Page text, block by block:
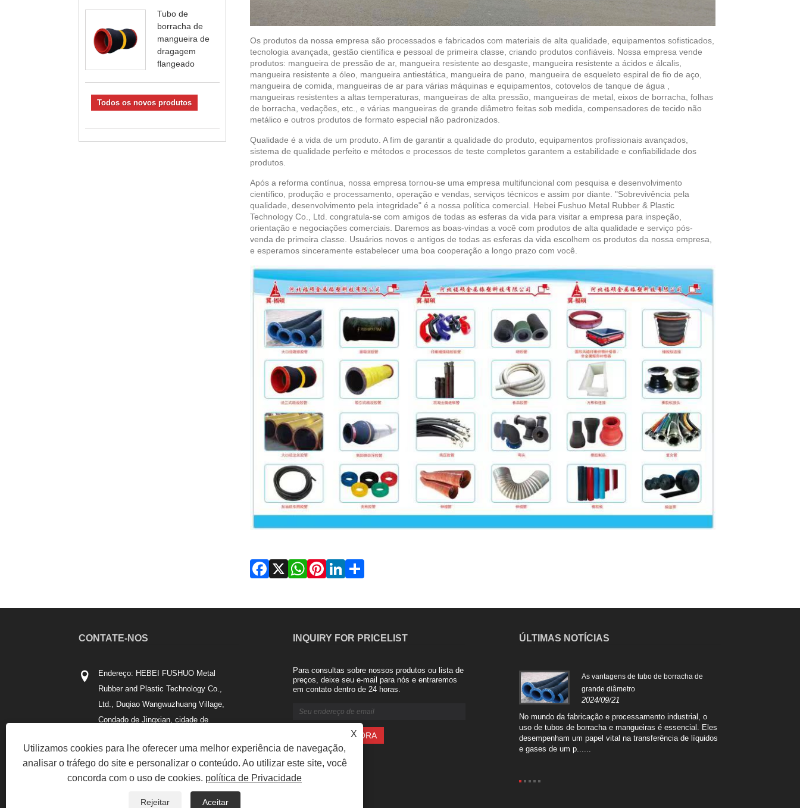
Tubo de
borracha de
mangueira de
dragagem
flangeado
Todos os novos produtos
Os produtos da nossa empresa são processados ​​e fabricados com materiais de alta qualidade, equipamentos sofisticados,
tecnologia avançada, gestão científica e pessoal de primeira classe, criando produtos confiáveis. Nossa empresa vende
produtos: mangueira de pressão de ar, mangueira resistente ao desgaste, mangueira resistente a ácidos e álcalis,
mangueira resistente a óleo, mangueira antiestática, mangueira de pano, mangueira de esqueleto espiral de fio de aço,
mangueira de comida, mangueiras de ar para várias máquinas e equipamentos, cotovelos de tanque de água ,
mangueiras resistentes a altas temperaturas, mangueiras de alta pressão, mangueiras de metal, eixos de borracha, folhas
de borracha, vedações, etc., e várias mangueiras de grande diâmetro feitas sob medida, compensadores de tecido não
metálico e outros produtos de formato especial não padronizados.
Qualidade é a vida de um produto. A fim de garantir a qualidade do produto, equipamentos profissionais avançados,
sistema de qualidade perfeito e métodos e processos de teste completos garantem a estabilidade e confiabilidade dos
produtos.
Após a reforma contínua, nossa empresa tornou-se uma empresa multifuncional com pesquisa e desenvolvimento
científico, produção e processamento, operação e vendas, serviços técnicos e assim por diante. "Sobrevivência pela
qualidade, desenvolvimento pela integridade" é a nossa política comercial. Hebei Fushuo Metal Rubber & Plastic
Technology Co., Ltd. congratula-se com amigos de todas as esferas da vida para visitar a empresa para inspeção,
orientação e negociações comerciais. Daremos as boas-vindas a você com produtos de alta qualidade e serviço pós-
venda de primeira classe. Usuários novos e antigos de todas as esferas da vida escolhem os produtos da nossa empresa,
e esperamos sinceramente estabelecer uma boa cooperação a longo prazo com você.
Facebook
XWhatsApp
Pinterest
LinkedIn
Share
X
Utilizamos cookies para lhe oferecer uma melhor experiência de navegação,
analisar o tráfego do site e personalizar o conteúdo. Ao utilizar este site, você
concorda com o uso de cookies. política de Privacidade
Rejeitar Aceitar
CONTATE-NOS
Endereço: HEBEI FUSHUO Metal
Rubber and Plastic Technology Co.,
Ltd., Duqiao Wangwuzhuang Village,
Condado de Jingxian, cidade de
Tel:
Telefone: +86-18830800066
756540850@qq.com
INQUIRY FOR PRICELIST
Para consultas sobre nossos produtos ou lista de
preços, deixe seu e-mail para nós e entraremos
em contato dentro de 24 horas.
ÚLTIMAS NOTÍCIAS
As vantagens da conexão macia de
borracha
A conexão macia de borracha, também conhecida como
juntas flexíveis de borracha, é um tipo de junta feita de
borracha e usada para conectar dois tubos ou
componentes. Essas juntas ......
As vantagens de tubo de borracha de
grande diâmetro
2024/09/21
No mundo da fabricação e processamento industrial, o
uso de tubos de borracha e mangueiras é essencial. Eles
desempenham um papel vital na transferência de líquidos
e gases de um p......